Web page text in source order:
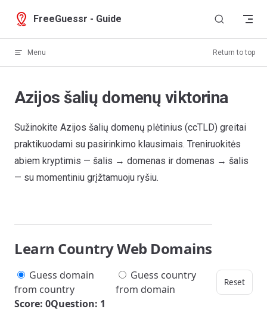
Skip to content
FreeGuessr - Guide
Menu Return to top
Azijos šalių domenų viktorina
Sužinokite Azijos šalių domenų plėtinius (ccTLD) greitai
praktikuodami su pasirinkimo klausimais. Treniruokitės
abiem kryptimis — šalis → domenas ir domenas → šalis
— su momentiniu grįžtamuoju ryšiu.
Learn Country Web Domains
Guess domain
from country
Guess country
from domain
Reset
Score: 0Question: 1